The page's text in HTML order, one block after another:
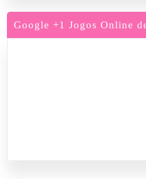
Google +1 Jogos Online